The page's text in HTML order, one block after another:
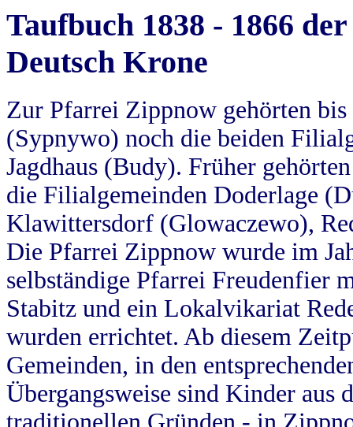
Taufbuch 1838 - 1866
Deutsch Krone
Zur Pfarrei Zippnow gehörten
(Sypnywo) noch die beiden
Jagdhaus (Budy). Früher
die Filialgemeinden Doderlage
Klawittersdorf (Glowaczewo),
Die Pfarrei Zippnow wurde im
selbständige Pfarrei Freudenfier
Stabitz und ein Lokalvikariat
wurden errichtet. Ab diesem
Gemeinden, in den
Übergangsweise sind Kinder aus